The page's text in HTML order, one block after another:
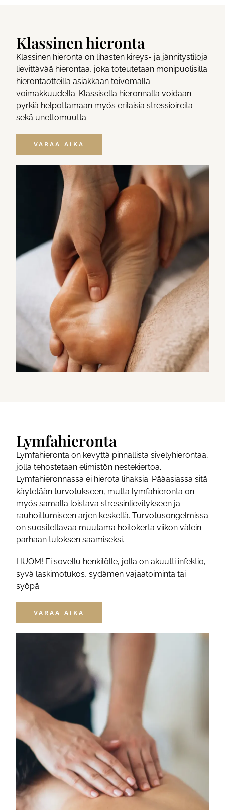
Klassinen hieronta
Klassinen hieronta on lihasten kireys- ja jännitystiloja
lievittävää hierontaa, joka toteutetaan monipuolisilla
hierontaotteilla asiakkaan toivomalla
voimakkuudella. Klassisella hieronnalla voidaan
pyrkiä helpottamaan myös erilaisia stressioireita
sekä unettomuutta.
VARAA AIKA
Lymfahieronta
Lymfahieronta on kevyttä pinnallista sivelyhierontaa,
jolla tehostetaan elimistön nestekiertoa.
Lymfahieronnassa ei hierota lihaksia. Pääasiassa sitä
käytetään turvotukseen, mutta lymfahieronta on
myös samalla loistava stressinlievitykseen ja
rauhoittumiseen arjen keskellä. Turvotusongelmissa
on suositeltavaa muutama hoitokerta viikon välein
parhaan tuloksen saamiseksi.
HUOM! Ei sovellu henkilölle, jolla on akuutti infektio,
syvä laskimotukos, sydämen vajaatoiminta tai
syöpä.
VARAA AIKA